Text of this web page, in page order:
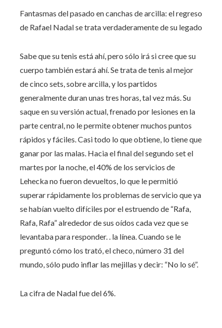
Fantasmas del pasado en canchas de arcilla: el regreso
de Rafael Nadal se trata verdaderamente de su legado
Sabe que su tenis está ahí, pero sólo irá si cree que su
cuerpo también estará ahí. Se trata de tenis al mejor
de cinco sets, sobre arcilla, y los partidos
generalmente duran unas tres horas, tal vez más. Su
saque en su versión actual, frenado por lesiones en la
parte central, no le permite obtener muchos puntos
rápidos y fáciles. Casi todo lo que obtiene, lo tiene que
ganar por las malas. Hacia el final del segundo set el
martes por la noche, el 40% de los servicios de
Lehecka no fueron devueltos, lo que le permitió
superar rápidamente los problemas de servicio que ya
se habían vuelto difíciles por el estruendo de “Rafa,
Rafa, Rafa” alrededor de sus oídos cada vez que se
levantaba para responder. . la línea. Cuando se le
preguntó cómo los trató, el checo, número 31 del
mundo, sólo pudo inflar las mejillas y decir: “No lo sé”.
La cifra de Nadal fue del 6%.